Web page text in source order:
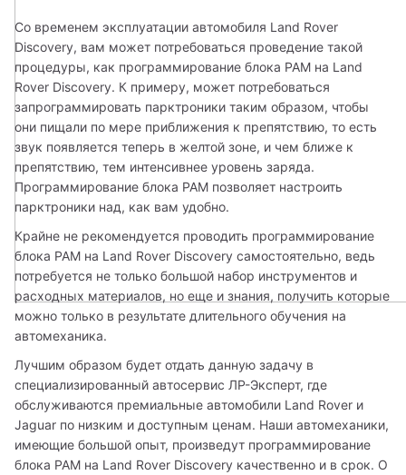
Со временем эксплуатации автомобиля Land Rover
Discovery, вам может потребоваться проведение такой
процедуры, как программирование блока PAM на Land
Rover Discovery. К примеру, может потребоваться
запрограммировать парктроники таким образом, чтобы
они пищали по мере приближения к препятствию, то есть
звук появляется теперь в желтой зоне, и чем ближе к
препятствию, тем интенсивнее уровень заряда.
Программирование блока PAM позволяет настроить
парктроники над, как вам удобно.
Крайне не рекомендуется проводить программирование
блока PAM на Land Rover Discovery самостоятельно, ведь
потребуется не только большой набор инструментов и
расходных материалов, но еще и знания, получить которые
можно только в результате длительного обучения на
автомеханика.
Лучшим образом будет отдать данную задачу в
специализированный автосервис ЛР-Эксперт, где
обслуживаются премиальные автомобили Land Rover и
Jaguar по низким и доступным ценам. Наши автомеханики,
имеющие большой опыт, произведут программирование
блока PAM на Land Rover Discovery качественно и в срок. О